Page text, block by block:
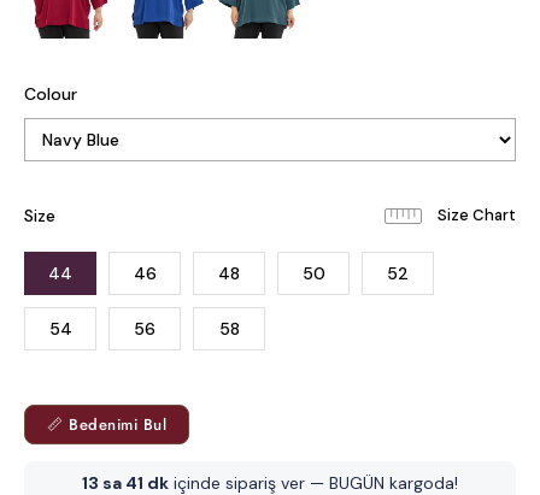
Colour
Size
44 46 48 50 52
54 56 58
📏 Bedenimi Bul
13 sa 41 dk içinde sipariş ver — BUGÜN kargoda!